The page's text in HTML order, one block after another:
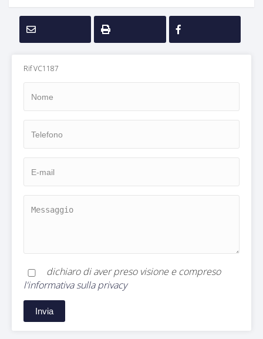
Rif VC1187
dichiaro di aver preso visione e compreso
l'informativa sulla privacy